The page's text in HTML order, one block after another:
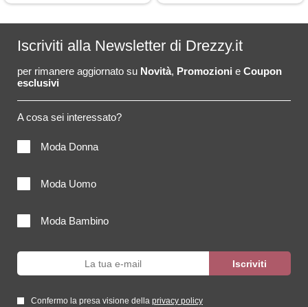
Iscriviti alla Newsletter di Drezzy.it
per rimanere aggiornato su Novità, Promozioni e Coupon
esclusivi
A cosa sei interessato?
Moda Donna
Moda Uomo
Moda Bambino
Confermo la presa visione della privacy policy